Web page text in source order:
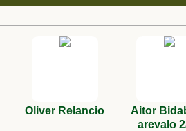
Oliver Relancio
Aitor
arevalo